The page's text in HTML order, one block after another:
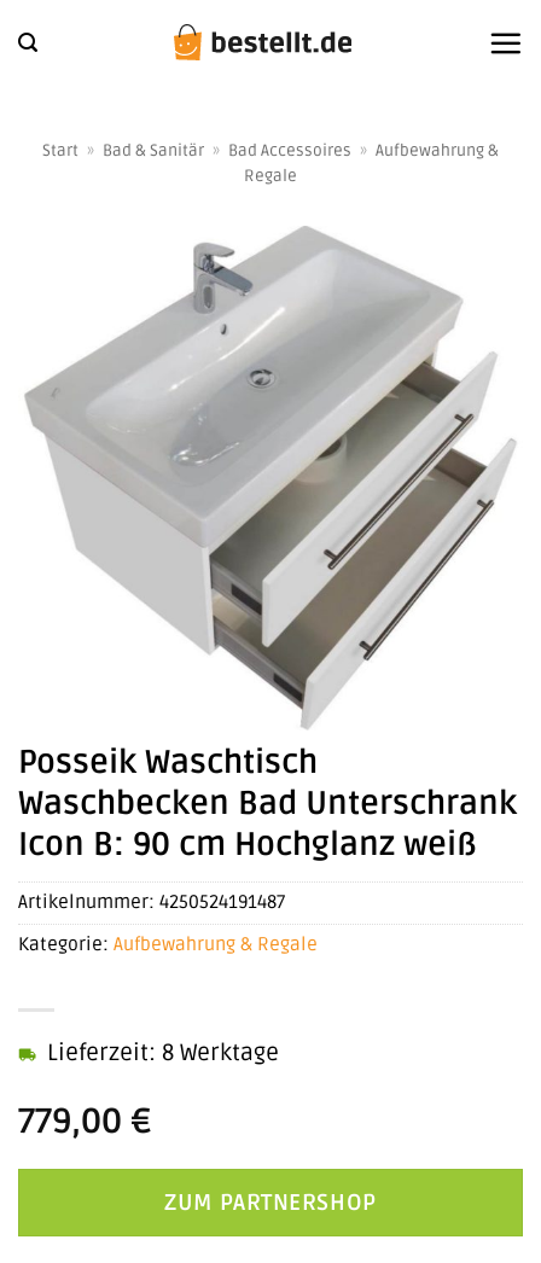
Inhalt
Start » Bad & Sanitär » Bad Accessoires » Aufbewahrung &
Regale
Posseik Waschtisch
Waschbecken Bad Unterschrank
Icon B: 90 cm Hochglanz weiß
779,00 €
Lieferzeit: 8 Werktage
ZUM PARTNERSHOP
Artikelnummer: 4250524191487
Kategorie: Aufbewahrung & Regale